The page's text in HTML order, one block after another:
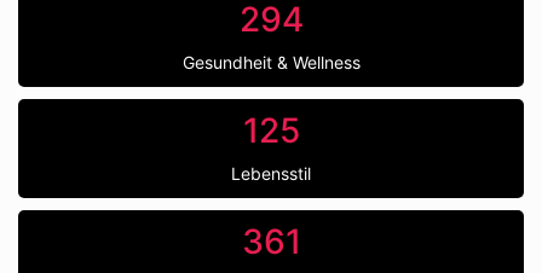
294
Gesundheit & Wellness
125
Lebensstil
361